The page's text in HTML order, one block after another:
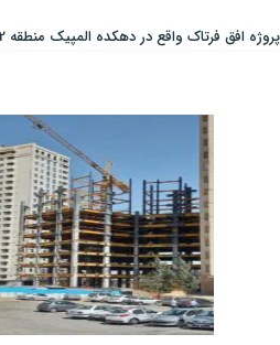
پروژه افق فرتاک واقع در دهکده المپیک منطقه 22